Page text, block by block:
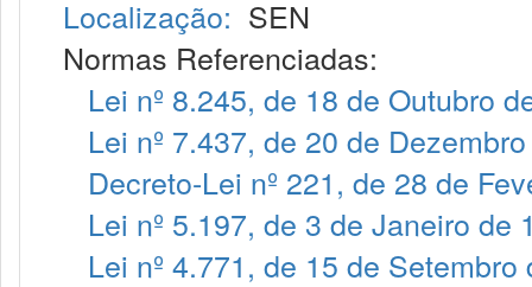
Localização: SEN
Normas Referenciadas:
Lei nº 8.245, de 18 de Outubro
Lei nº 7.437, de 20 de
Decreto-Lei nº 221, de 28 de
Lei nº 5.197, de 3 de Janeiro de
Lei nº 4.771, de 15 de Setembro